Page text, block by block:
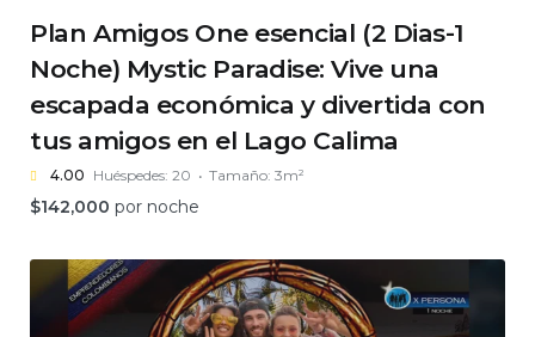
Plan Amigos One esencial (2 Dias-1
Noche) Mystic Paradise: Vive una
escapada económica y divertida con
tus amigos en el Lago Calima
4.00 Huéspedes: 20 Tamaño: 3m²
$142,000 por noche